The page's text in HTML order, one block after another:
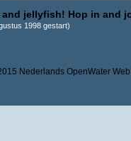
jellyfish! Hop in and
1998 gestart)
Nederlands OpenWater